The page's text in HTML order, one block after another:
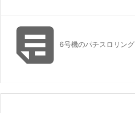
6号機のパチスロリング